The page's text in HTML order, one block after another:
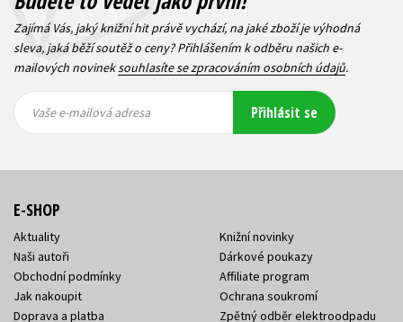
Zajímá Vás, jaký knižní hit právě vychází, na jaké zboží je výhodná
sleva, jaká běží soutěž o ceny? Přihlášením k odběru našich e-
mailových novineksouhlasíte se zpracováním osobních údajů.
mailová
mailová
Vaše e-mailová adresa Přihlásit se
E-SHOP
Aktuality
Naši autoři
Obchodní podmínky
Jak nakoupit
Doprava a platba
Knižní novinky
Dárkové poukazy
Affiliate program
Ochrana soukromí
Zpětný odběr elektroodpadu